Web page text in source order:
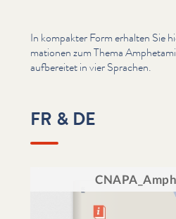
In kompakter Form erhalten Sie
ma­tio­nen zum Thema
aufbereitet in vier Sprachen.
FR & DE